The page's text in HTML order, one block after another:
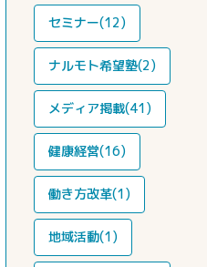
セミナー(12)
ナルモト希望塾(2)
メディア掲載(41)
健康経営(16)
働き方改革(1)
地域活動(1)